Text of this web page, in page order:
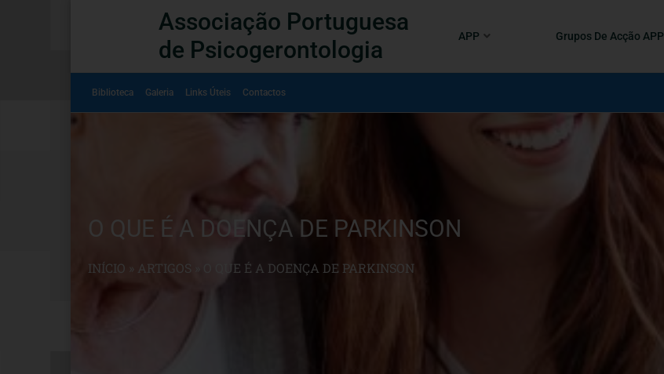
Associação Portuguesa
de Psicogerontologia
APP Grupos De Acção APP
Biblioteca Galeria Links Úteis Contactos
O QUE É A DOENÇA DE PARKINSON
INÍCIO » ARTIGOS O QUE É A DOENÇA DE PARKINSON